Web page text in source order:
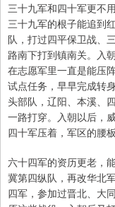
三十九军和四十军更不
三十九军的根子能追到
队，打过四平保卫战、
路南下打到镇南关。入
在志愿军里一直是能压
试点任务，早早完成转
头部队，辽阳、本溪、
一路打穿。入朝以后，
四十军压着，军区的腰
六十四军的资历更老，
冀第四纵队，再改华北
四军，参加过晋北、大